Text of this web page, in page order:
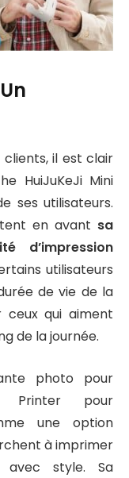
il est clair
HuiJuKeJi Mini
ses utilisateurs.
en avant sa
d’impression
utilisateurs
de vie de la
qui aiment
de la journée.
photo pour
Printer pour
une option
à imprimer
avec style. Sa